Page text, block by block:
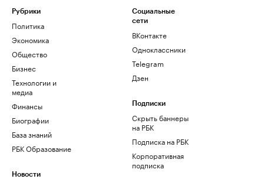
Рубрики
Политика
Экономика
Общество
Бизнес
Технологии и
медиа
Финансы
Биографии
База знаний
РБК Образование
Новости
Социальные
сети
ВКонтакте
Одноклассники
Telegram
Дзен
Подписки
Скрыть баннеры
на РБК
Подписка на РБК
Корпоративная
подписка